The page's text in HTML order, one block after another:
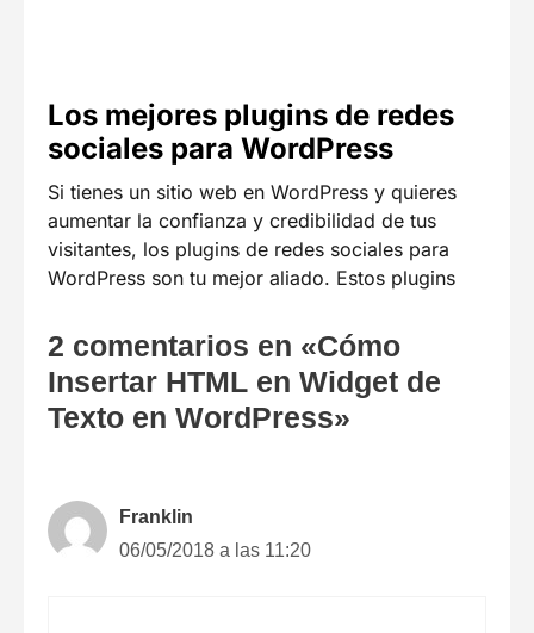
Los mejores plugins de redes
sociales para WordPress
Si tienes un sitio web en WordPress y quieres
aumentar la confianza y credibilidad de tus
visitantes, los plugins de redes sociales para
WordPress son tu mejor aliado. Estos plugins
2 comentarios en «Cómo
Insertar HTML en Widget de
Texto en WordPress»
Franklin
06/05/2018 a las 11:20